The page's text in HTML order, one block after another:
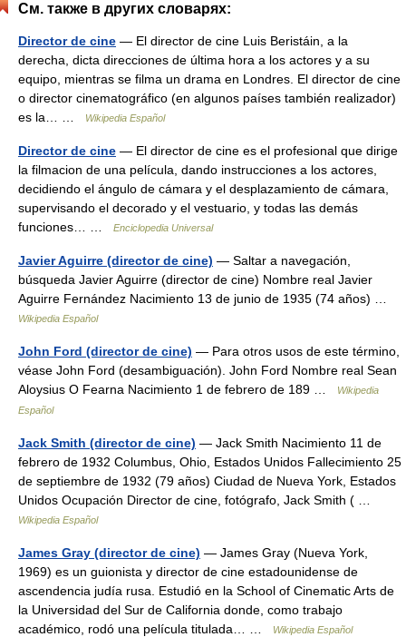
См. также в других словарях:
Director de cine — El director de cine Luis Beristáin, a la
derecha, dicta direcciones de última hora a los actores y a su
equipo, mientras se filma un drama en Londres. El director de cine
o director cinematográfico (en algunos países también realizador)
es la… …
Wikipedia Español
Director de cine — El director de cine es el profesional que dirige
la filmacion de una película, dando instrucciones a los actores,
decidiendo el ángulo de cámara y el desplazamiento de cámara,
supervisando el decorado y el vestuario, y todas las demás
funciones… …
Enciclopedia Universal
Javier Aguirre (director de cine) — Saltar a navegación,
búsqueda Javier Aguirre (director de cine) Nombre real Javier
Aguirre Fernández Nacimiento 13 de junio de 1935 (74 años) …
Wikipedia Español
John Ford (director de cine) — Para otros usos de este término,
véase John Ford (desambiguación). John Ford Nombre real Sean
Aloysius O Fearna Nacimiento 1 de febrero de 189 …
Wikipedia
Español
Jack Smith (director de cine) — Jack Smith Nacimiento 11 de
febrero de 1932 Columbus, Ohio, Estados Unidos Fallecimiento 25
de septiembre de 1932 (79 años) Ciudad de Nueva York, Estados
Unidos Ocupación Director de cine, fotógrafo, Jack Smith ( …
Wikipedia Español
James Gray (director de cine) — James Gray (Nueva York,
1969) es un guionista y director de cine estadounidense de
ascendencia judía rusa. Estudió en la School of Cinematic Arts de
la Universidad del Sur de California donde, como trabajo
académico, rodó una película titulada… …
Wikipedia Español